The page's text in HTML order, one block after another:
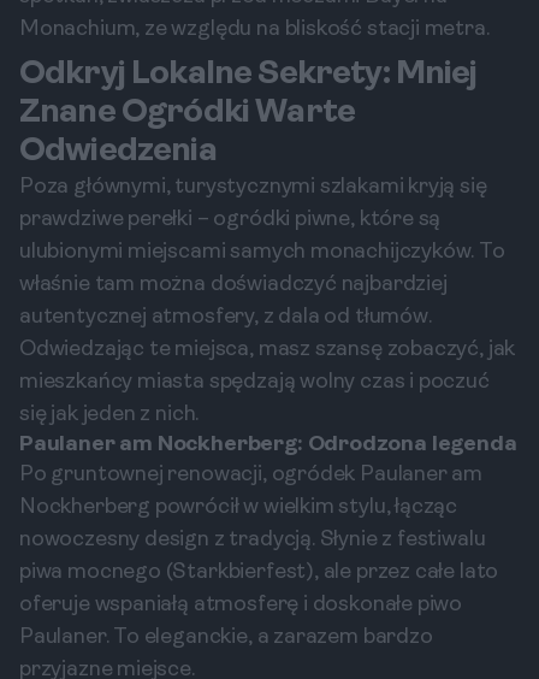
Monachium, ze względu na bliskość stacji metra.
Odkryj Lokalne Sekrety: Mniej
Znane Ogródki Warte
Odwiedzenia
Poza głównymi, turystycznymi szlakami kryją się
prawdziwe perełki – ogródki piwne, które są
ulubionymi miejscami samych monachijczyków. To
właśnie tam można doświadczyć najbardziej
autentycznej atmosfery, z dala od tłumów.
Odwiedzając te miejsca, masz szansę zobaczyć, jak
mieszkańcy miasta spędzają wolny czas i poczuć
się jak jeden z nich.
Paulaner am Nockherberg: Odrodzona legenda
Po gruntownej renowacji, ogródek Paulaner am
Nockherberg powrócił w wielkim stylu, łącząc
nowoczesny design z tradycją. Słynie z festiwalu
piwa mocnego (Starkbierfest), ale przez całe lato
oferuje wspaniałą atmosferę i doskonałe piwo
Paulaner. To eleganckie, a zarazem bardzo
przyjazne miejsce.